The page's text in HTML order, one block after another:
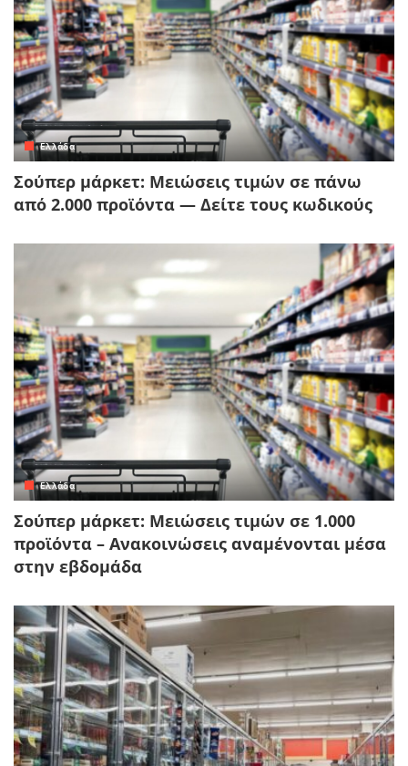
Ελλάδα
Σούπερ μάρκετ: Μειώσεις τιμών σε πάνω
από 2.000 προϊόντα — Δείτε τους κωδικούς
Ελλάδα
Σούπερ μάρκετ: Μειώσεις τιμών σε 1.000
προϊόντα – Ανακοινώσεις αναμένονται μέσα
στην εβδομάδα